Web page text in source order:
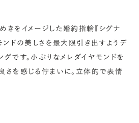
きをイメージした婚約指輪『シグナ
ンドの美しさを最大限引き出すようデ
グです。小ぶりなメレダイヤモンドを
さを感じる佇まいに。立体的で表情